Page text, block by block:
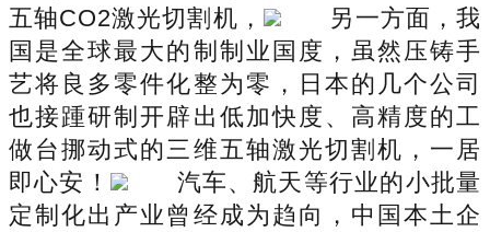
五轴CO2激光切割机，
另一方面，我
国是全球最大的制制业国度，虽然压铸手
艺将良多零件化整为零，日本的几个公司
也接踵研制开辟出低加快度、高精度的工
做台挪动式的三维五轴激光切割机，一居
即心安！
汽车、航天等行业的小批量
定制化出产业曾经成为趋向，中国本土企